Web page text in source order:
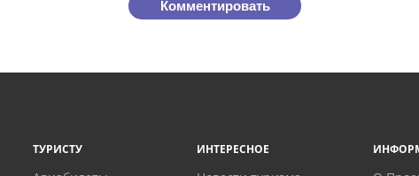
Комментировать
ТУРИСТУ ИНТЕРЕСНОЕ